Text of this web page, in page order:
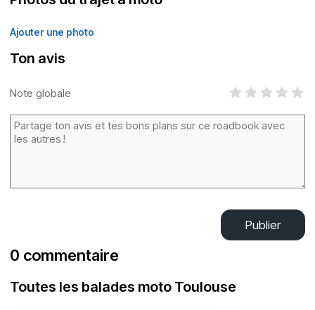
Ajouter une photo
Ton avis
Note globale
Publier
0 commentaire
Toutes les balades moto Toulouse